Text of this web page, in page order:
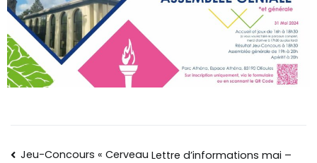
Jeu-Concours « Cerveau Lettre d’informations mai –